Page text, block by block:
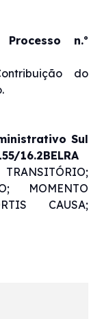
n.º
do
Sul
16.2BELRA
MOMENTO
CAUSA;